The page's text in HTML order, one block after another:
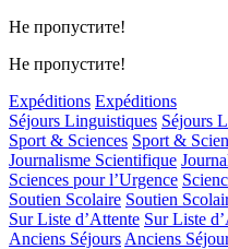
Не пропустите!
Не пропустите!
Expéditions Expéditions
Séjours Linguistiques Séjours
Sport & Sciences Sport &
Journalisme Scientifique
Sciences pour l’Urgence
Soutien Scolaire Soutien
Sur Liste d’Attente Sur Liste
Anciens Séjours Anciens